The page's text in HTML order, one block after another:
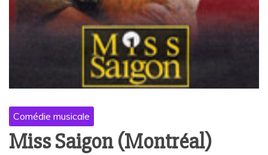
Comédie musicale
Miss Saigon (Montréal)